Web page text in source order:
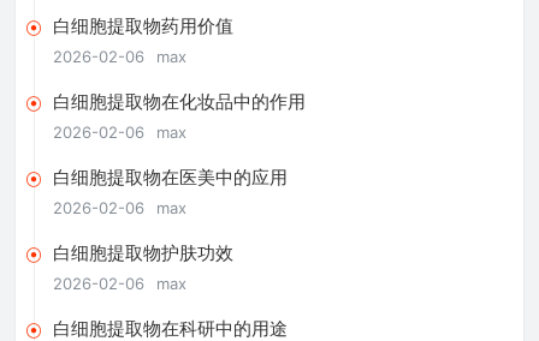
白细胞提取物药用价值
2026-02-06 max
白细胞提取物在化妆品中的作用
2026-02-06 max
白细胞提取物在医美中的应用
2026-02-06 max
白细胞提取物护肤功效
2026-02-06 max
白细胞提取物在科研中的用途